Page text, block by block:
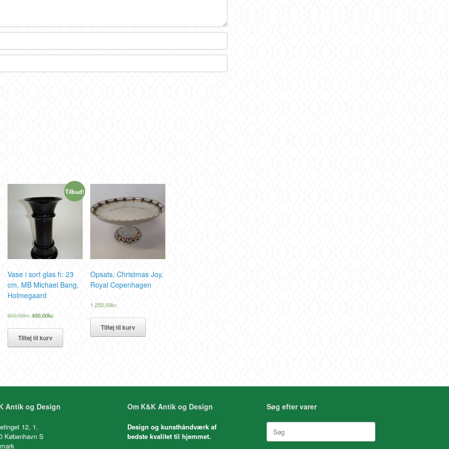
Tilbud!
Vase i sort glas h: 23
cm, MB Michael Bang,
Holmegaard
500,00kr. Den
pris
var:
500,00kr..
400,00kr.
pris
400,00kr..
Tilføj til kurv
Opsats, Christmas Joy,
Royal Copenhagen
1.250,00kr.
Tilføj til kurv
Antik og Design
12, 1.
København S
Om K&K Antik og Design
Design og kunsthåndværk af
bedste kvalitet til hjemmet.
Søg efter varer
Søg
efter: